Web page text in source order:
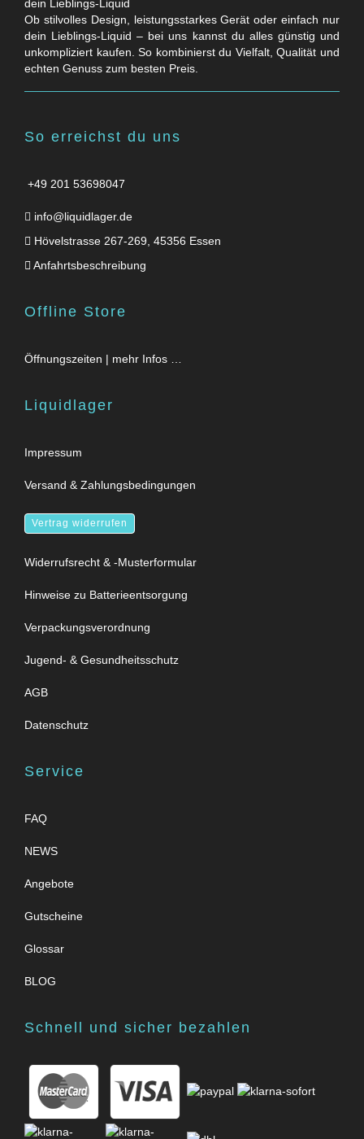
Ob stilvolles Design, leistungsstarkes Gerät oder einfach nur
dein Lieblings-Liquid – bei uns kannst du alles günstig und
unkompliziert kaufen. So kombinierst du Vielfalt, Qualität und
echten Genuss zum besten Preis.
So erreichst du uns
+49 201 53698047
info@liquidlager.de
Hövelstrasse 267-269, 45356 Essen
Anfahrtsbeschreibung
Offline Store
Öffnungszeiten | mehr Infos …
Liquidlager
Impressum
Versand & Zahlungsbedingungen
Vertrag widerrufen
Widerrufsrecht & -Musterformular
Hinweise zu Batterieentsorgung
Verpackungsverordnung
Jugend- & Gesundheitsschutz
AGB
Datenschutz
Service
FAQ
NEWS
Angebote
Gutscheine
Glossar
BLOG
Schnell und sicher bezahlen